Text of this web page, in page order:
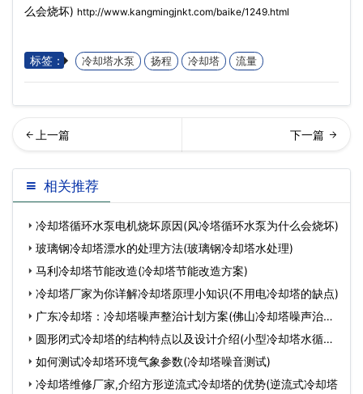
么会烧坏) http://www.kangmingjnkt.com/baike/1249.html
标签： 冷却塔水泵 扬程 冷却塔 流量
雾冷却塔安全阀的安全使用
(喷雾式冷却塔维护)…
闭式冷却塔开机前的准备(密
闭式冷却塔安装流程
相关推荐
冷却塔循环水泵电机烧坏原因(风冷塔循环水泵为什么会烧坏)
玻璃钢冷却塔漂水的处理方法(玻璃钢冷却塔水处理)
马利冷却塔节能改造(冷却塔节能改造方案)
冷却塔厂家为你详解冷却塔原理小知识(不用电冷却塔的缺点)
广东冷却塔：冷却塔噪声整治计划方案(佛山冷却塔噪声治理
方案圆形闭式冷却塔的结构特点以及设计介绍(小型冷却塔水循环
系 如何测试冷却塔环境气象参数(冷却塔噪音测试)
冷却塔维修厂家,介绍方形逆流式冷却塔的优势(逆流式冷却塔